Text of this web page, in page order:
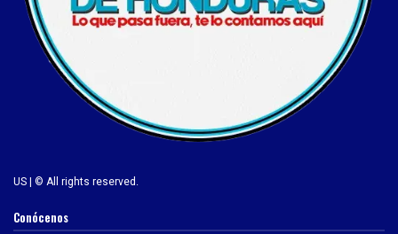
US | © All rights reserved.
Conócenos